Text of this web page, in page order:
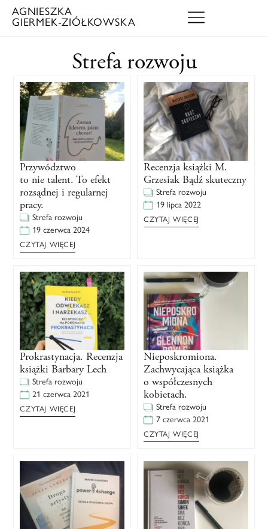
AGNIESZKA
GIERMEK‑ZIÓŁKOWSKA
Strefa rozwoju
Przywództwo
to nie talent. To efekt
rozsądnej i regularnej
pracy.
Strefa rozwoju
19 czerwca 2024
CZYTAJ WIĘCEJ
Recenzja książki M.
Grzesiak Bądź skuteczny
Strefa rozwoju
19 lipca 2022
CZYTAJ WIĘCEJ
Prokrastynacja. Recenzja
książki Barbary Lech
Strefa rozwoju
21 czerwca 2021
CZYTAJ WIĘCEJ
Nieposkromiona.
Zachwycająca książka
o współczesnych
kobietach.
Strefa rozwoju
7 czerwca 2021
CZYTAJ WIĘCEJ